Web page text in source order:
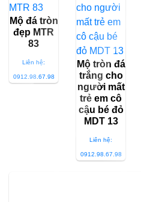
Mộ đá tròn
đẹp MTR
83
Liên hệ:
0912.98.67.98
Mộ tròn đá
trắng cho
người mất
trẻ em cô
cậu bé đỏ
MDT 13
Liên hệ:
0912.98.67.98